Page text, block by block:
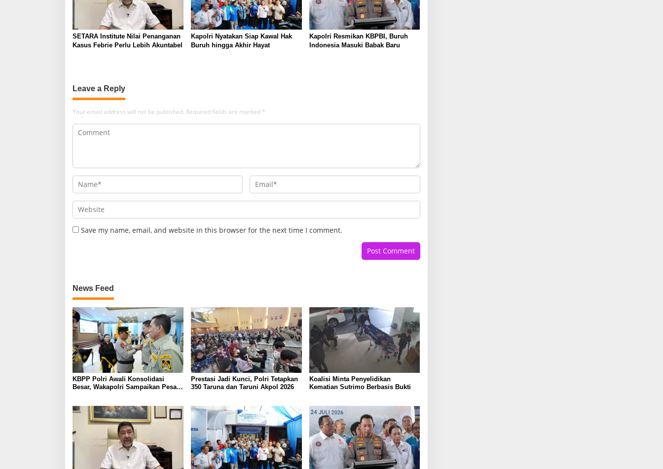
SETARA Institute Nilai Penanganan
Kasus Febrie Perlu Lebih Akuntabel
Kapolri Nyatakan Siap Kawal Hak
Buruh hingga Akhir Hayat
Kapolri Resmikan KBPBI, Buruh
Indonesia Masuki Babak Baru
Leave a Reply
Your email address will not be published. Required fields are marked *
Save my name, email, and website in this browser for the next time I comment.
News Feed
KBPP Polri Awali Konsolidasi
Besar, Wakapolri Sampaikan Pesan
Prestasi Jadi Kunci, Polri Tetapkan
350 Taruna dan Taruni Akpol 2026
Koalisi Minta Penyelidikan
Kematian Sutrimo Berbasis Bukti